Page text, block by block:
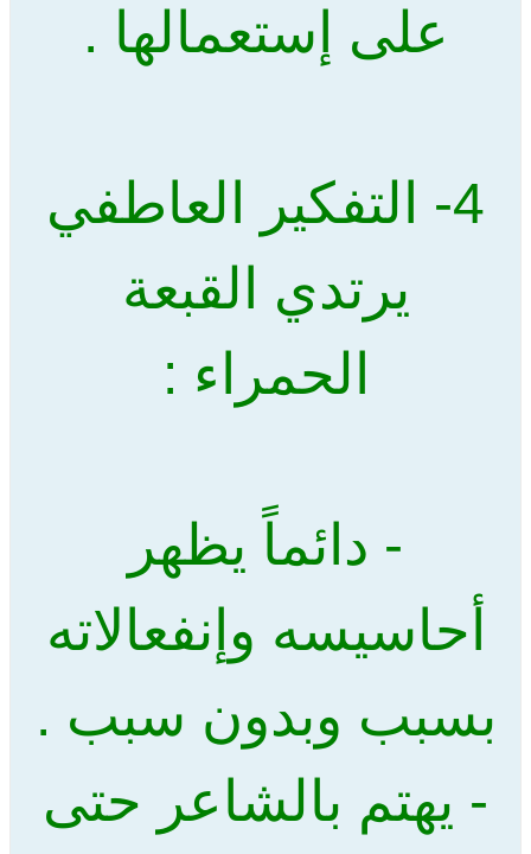
على إستعمالها .
4- التفكير العاطفي
يرتدي القبعة
الحمراء :
- دائماً يظهر
أحاسيسه وإنفعالاته
بسبب وبدون سبب .
- يهتم بالشاعر حتى